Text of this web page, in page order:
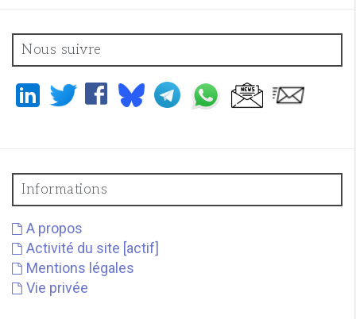
Nous suivre
Informations
A propos
Activité du site [actif]
Mentions légales
Vie privée